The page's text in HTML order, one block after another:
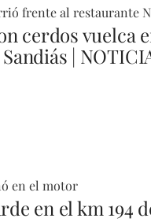
frente al restaurante
cerdos vuelca
|
en el motor
en el km 194